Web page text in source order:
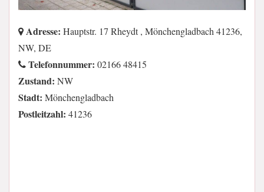
Adresse: Hauptstr. 17 Rheydt , Mönchengladbach 41236,
NW, DE
Telefonnummer: 02166 48415
Zustand: NW
Stadt: Mönchengladbach
Postleitzahl: 41236